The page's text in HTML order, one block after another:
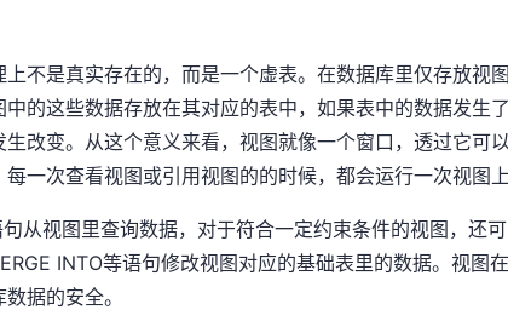
不是真实存在的，而是一个虚表。在数据库里仅存放视
的这些数据存放在其对应的表中，如果表中的数据发生
改变。从这个意义来看，视图就像一个窗口，透过它可
一次查看视图或引用视图的的时候，都会运行一次视图上
从视图里查询数据，对于符合一定约束条件的视图，还可
INTO等语句修改视图对应的基础表里的数据。视图
据的安全。